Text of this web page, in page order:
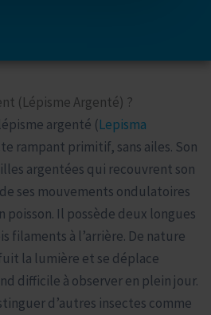
(Lépisme Argenté) ?
argenté (Lepisma
rampant primitif, sans ailes. Son
argentées qui recouvrent son
ses mouvements ondulatoires
Il possède deux longues
filaments à l’arrière. De nature
la lumière et se déplace
difficile à observer en plein jour.
d’autres insectes comme